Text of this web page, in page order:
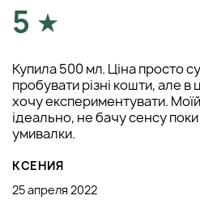
5
Купила 500 мл. Ціна просто
пробувати різні кошти, але в
хочу експериментувати. Моїй
ідеально, не бачу сенсу
умивалки.
КСЕНИЯ
25 апреля 2022